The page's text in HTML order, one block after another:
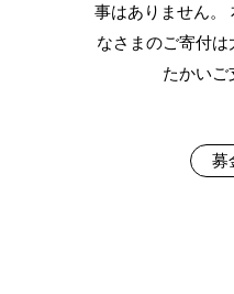
事はありません。
なさまのご寄付
たかいご
募